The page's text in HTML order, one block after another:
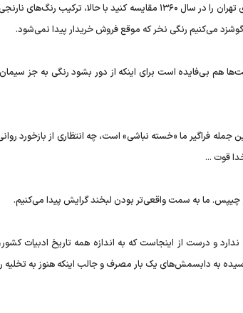
این عبوس بودن اولین کارکردش حذف رنگ از زندگی اجتماعی است. تصاویر خیابان‌های تهران را در سال ۱۳۶۰ مقایسه کنید با حالا،
می‌کنیم رنگی نخر که موقع فروش خریدار پیدا نمی‌شود.
هم بی‌فایده است برای اینکه از دور بشود رنگی به جز
فراگیر ما «خسته نباشی» است، چه انتظاری از بازخورد
قوت ...
چیپس. ما به سمت واقعی‌تر بودن لبخند گرایش پیدا می‌کنیم.
و درست از اینجاست که به اندازه همه تاریخ ادبیات
به دابسمش‌های یک بار مصرف و جالب اینکه هنوز به تخلیه